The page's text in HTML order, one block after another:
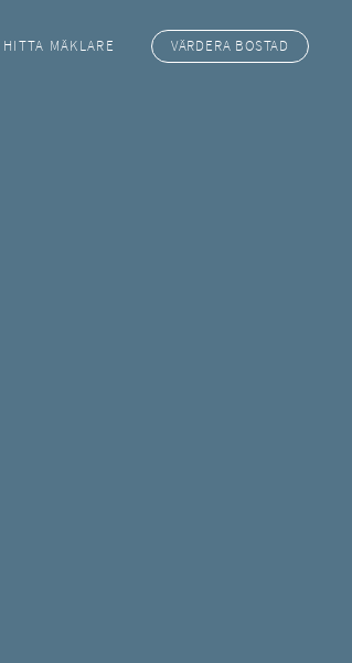
HITTA MÄKLARE VÄRDERA BOSTAD